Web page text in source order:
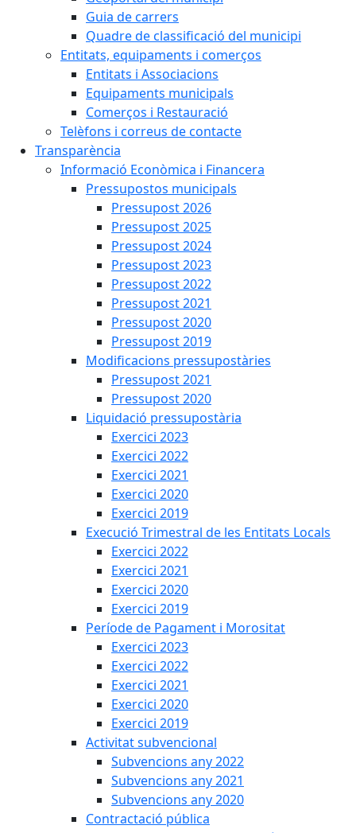
Guia de carrers
Quadre de classificació del municipi
Entitats, equipaments i comerços
Entitats i Associacions
Equipaments municipals
Comerços i Restauració
Telèfons i correus de contacte
Transparència
Informació Econòmica i Financera
Pressupostos municipals
Pressupost 2026
Pressupost 2025
Pressupost 2024
Pressupost 2023
Pressupost 2022
Pressupost 2021
Pressupost 2020
Pressupost 2019
Modificacions pressupostàries
Pressupost 2021
Pressupost 2020
Liquidació pressupostària
Exercici 2023
Exercici 2022
Exercici 2021
Exercici 2020
Exercici 2019
Execució Trimestral de les Entitats Locals
Exercici 2022
Exercici 2021
Exercici 2020
Exercici 2019
Període de Pagament i Morositat
Exercici 2023
Exercici 2022
Exercici 2021
Exercici 2020
Exercici 2019
Activitat subvencional
Subvencions any 2022
Subvencions any 2021
Subvencions any 2020
Contractació pública